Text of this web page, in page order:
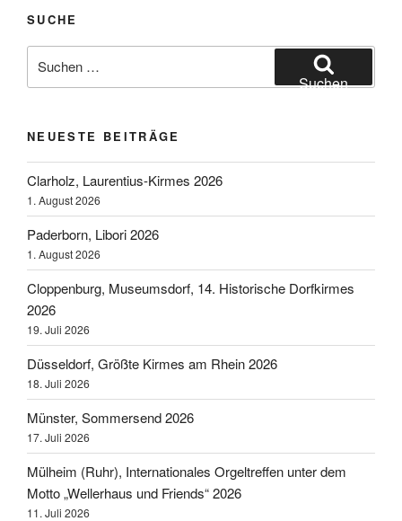
SUCHE
nach:
Suchen
NEUESTE BEITRÄGE
Clarholz, Laurentius-Kirmes 2026
1. August 2026
Paderborn, Libori 2026
1. August 2026
Cloppenburg, Museumsdorf, 14. Historische Dorfkirmes
2026
19. Juli 2026
Düsseldorf, Größte Kirmes am Rhein 2026
18. Juli 2026
Münster, Sommersend 2026
17. Juli 2026
Mülheim (Ruhr), Internationales Orgeltreffen unter dem
Motto „Wellerhaus und Friends“ 2026
11. Juli 2026